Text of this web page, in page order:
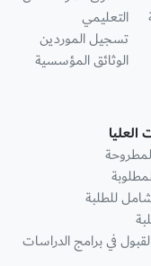
التعليمي
تسجيل الموردين
الوثائق المؤسسية
العليا
للطلبة
في برامج الدراسات